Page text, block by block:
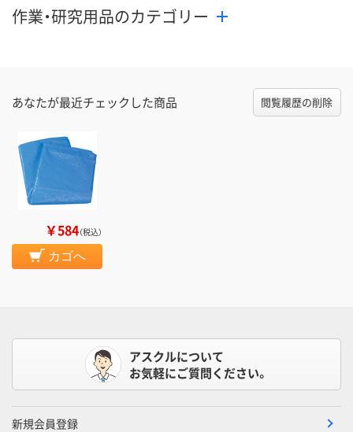
作業・研究用品のカテゴリー
あなたが最近チェックした商品 閲覧履歴の削除
￥584（税込）
カゴへ
アスクルについて
お気軽にご質問ください。
新規会員登録